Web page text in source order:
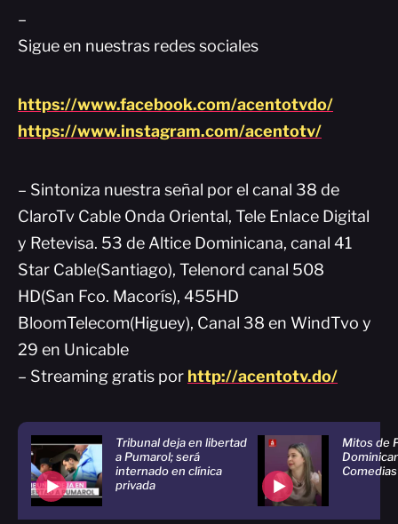
–
Sigue en nuestras redes sociales
https://www.facebook.com/acentotvdo/
https://www.instagram.com/acentotv/
– Sintoniza nuestra señal por el canal 38 de
ClaroTv Cable Onda Oriental, Tele Enlace Digital
y Retevisa. 53 de Altice Dominicana, canal 41
Star Cable(Santiago), Telenord canal 508
HD(San Fco. Macorís), 455HD
BloomTelecom(Higuey), Canal 38 en WindTvo y
29 en Unicable
– Streaming gratis por http://acentotv.do/
Tribunal deja en libertad
a Pumarol; será
internado en clínica
privada
Mitos de